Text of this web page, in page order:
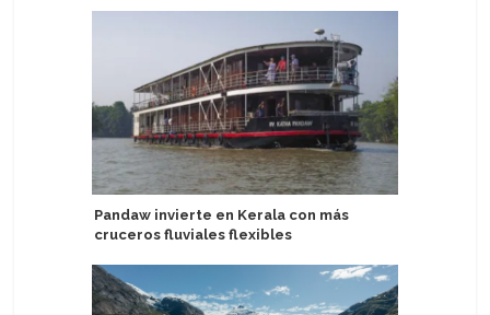
Pandaw invierte en Kerala con más
cruceros fluviales flexibles